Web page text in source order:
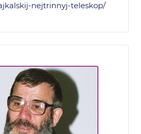
nejtrinnyj-teleskop/